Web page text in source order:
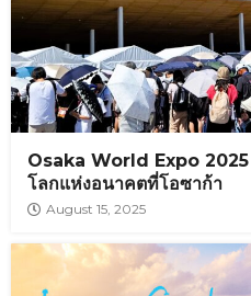
Osaka World Expo
โลกแห่งอนาคตที่โอซาก้า
August 15, 2025